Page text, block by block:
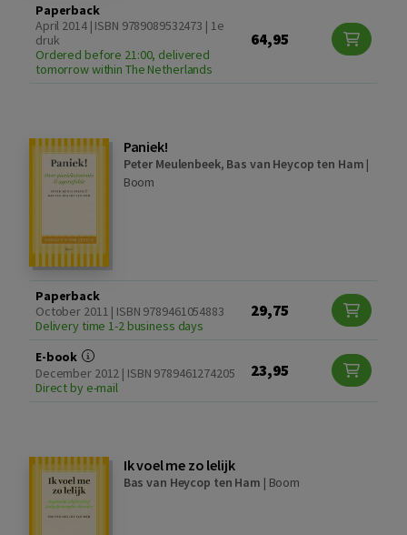
Paperback
April 2014 | ISBN 9789089532473 | 1e
druk
Ordered before 21:00, delivered
tomorrow within The Netherlands
64,95
Paniek!
Peter Meulenbeek, Bas van Heycop ten Ham |
Boom
Paperback
October 2011 | ISBN 9789461054883
Delivery time 1-2 business days
29,75
E-book
December 2012 | ISBN 9789461274205
Direct by e-mail
23,95
Ik voel me zo lelijk
Bas van Heycop ten Ham | Boom